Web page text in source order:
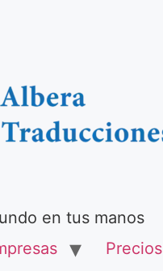
en tus manos
Precios